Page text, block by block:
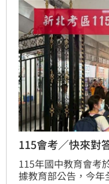
115會考／快來
115年國中教育會考
據教育部公告，今